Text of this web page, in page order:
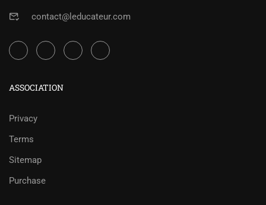
contact@leducateur.com
ASSOCIATION
Privacy
Terms
Sitemap
Purchase